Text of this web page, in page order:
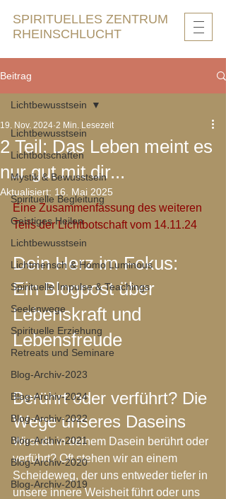
SPIRITUELLES ZENTRUM
RHEINSCHLUCHT
Beitrag
Lichtbewusstsein
Lichtbotschaften
Mystik & Bewusstsein
Spirituelle Begleitung
Geistiges Heilen
Lichtbewusstsein
Lichtmensch & Homo Luminous
Spirituelle Impulse & Teachings
Seelenwege
Spirituelle Erziehung
Retreats und Seminare
Blog-Archiv-2023
Blog-Archiv-2024
Blog-Archiv-2022
Blog-Archiv-2021
Blog-Archiv-2020
Blog-Archiv-2019
Lichtbewusstsein
2 Teil: Das Leben meint es
nur gut mit dir...
19. Nov. 2024 2 Min. Lesezeit
Aktualisiert: 16. Mai 2025
Eine Zusammenfassung des weiteren
Teils der Lichtbotschaft vom 14.11.24
Dein Herz im Fokus:
Ein Blogpost über
Lebenskraft und
Lebensfreude
Berührt oder verführt? Die
Wege unseres Daseins
Wirst du in deinem Dasein berührt oder
verführt? Oft stehen wir an einem
Scheideweg, der uns entweder tiefer in
unsere innere Weisheit führt oder uns